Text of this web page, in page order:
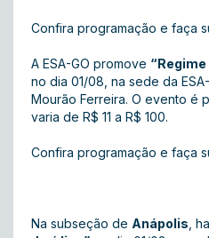
Confira programação e faça
A ESA-GO promove
no dia 01/08, na sede da
Mourão Ferreira. O evento é
varia de R$ 11 a R$ 100.
Confira programação e faça
Na subseção de Anápolis ,